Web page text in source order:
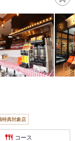
特典対象店
コース